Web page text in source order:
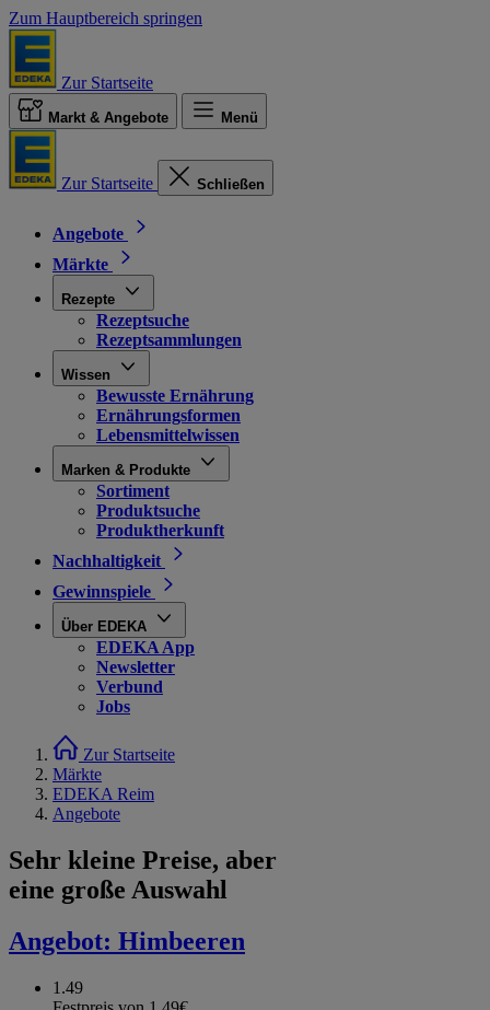
Zum Hauptbereich springen
Zur Startseite
Markt & Angebote Menü
Zur Startseite Schließen
Angebote
Märkte
Rezepte
Rezeptsuche
Rezeptsammlungen
Wissen
Bewusste Ernährung
Ernährungsformen
Lebensmittelwissen
Marken & Produkte
Sortiment
Produktsuche
Produktherkunft
Nachhaltigkeit
Gewinnspiele
Über EDEKA
EDEKA App
Newsletter
Verbund
Jobs
Zur Startseite
Märkte
EDEKA Reim
Angebote
Sehr kleine Preise, aber
eine große Auswahl
Angebot: Himbeeren
1.49